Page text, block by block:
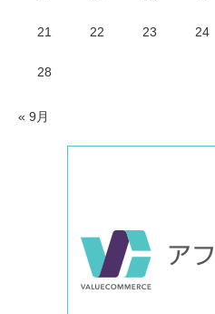
21 22 23 24
28
« 9月